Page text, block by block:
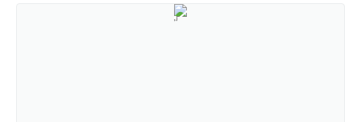
Contratação de estagiário - estudante de Direito -